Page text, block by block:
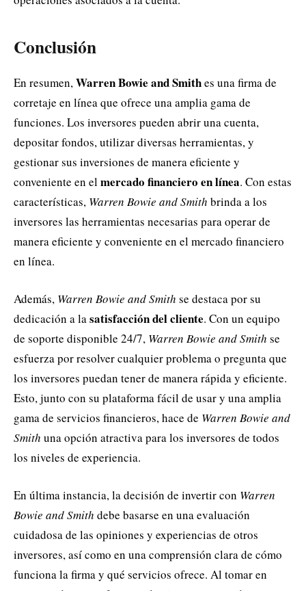
Conclusión
En resumen,Warren Bowie and Smithes una firma de
corretaje en línea que ofrece una amplia gama de
funciones. Los inversores pueden abrir una cuenta,
depositar fondos, utilizar diversas herramientas, y
gestionar sus inversiones de manera eficiente y
conveniente en elmercado financiero en línea. Con estas
características, Warren Bowie and Smith brinda a los
inversores las herramientas necesarias para operar de
manera eficiente y conveniente en el mercado financiero
en línea.
Además, Warren Bowie and Smith se destaca por su
dedicación a lasatisfacción del cliente. Con un equipo
de soporte disponible 24/7, Warren Bowie and Smith se
esfuerza por resolver cualquier problema o pregunta que
los inversores puedan tener de manera rápida y eficiente.
Esto, junto con su plataforma fácil de usar y una amplia
gama de servicios financieros, hace de Warren Bowie and
Smith una opción atractiva para los inversores de todos
los niveles de experiencia.
En última instancia, la decisión de invertir con Warren
Bowie and Smith debe basarse en una evaluación
cuidadosa de las opiniones y experiencias de otros
inversores, así como en una comprensión clara de cómo
funciona la firma y qué servicios ofrece. Al tomar en